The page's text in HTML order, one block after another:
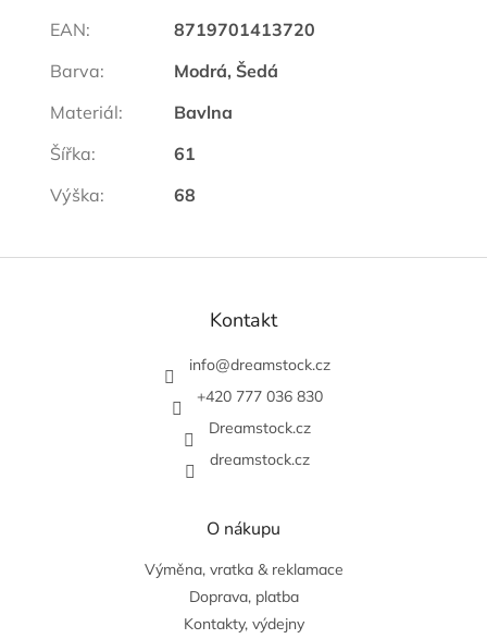
EAN:
8719701413720
Barva:
Modrá, Šedá
Materiál:
Bavlna
Šířka:
61
Výška: 68
Z
Kontakt
info@dreamstock.cz
+420 777 036 830
Dreamstock.cz
dreamstock.cz
O nákupu
Výměna, vratka & reklamace
Doprava, platba
Kontakty, výdejny